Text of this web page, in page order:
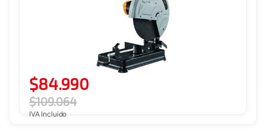
$84.990
$109.064
IVA Incluido